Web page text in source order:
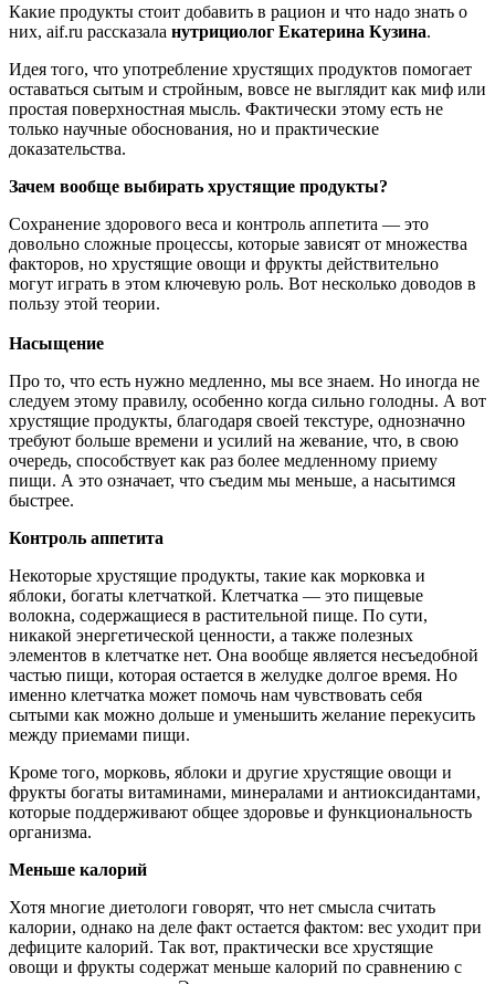
Какие продукты стоит добавить в рацион и что надо знать о
них, aif.ru рассказала нутрициолог Екатерина Кузина.
Идея того, что употребление хрустящих продуктов помогает
оставаться сытым и стройным, вовсе не выглядит как миф или
простая поверхностная мысль. Фактически этому есть не
только научные обоснования, но и практические
доказательства.
Зачем вообще выбирать хрустящие продукты?
Сохранение здорового веса и контроль аппетита — это
довольно сложные процессы, которые зависят от множества
факторов, но хрустящие овощи и фрукты действительно
могут играть в этом ключевую роль. Вот несколько доводов в
пользу этой теории.
Насыщение
Про то, что есть нужно медленно, мы все знаем. Но иногда не
следуем этому правилу, особенно когда сильно голодны. А вот
хрустящие продукты, благодаря своей текстуре, однозначно
требуют больше времени и усилий на жевание, что, в свою
очередь, способствует как раз более медленному приему
пищи. А это означает, что съедим мы меньше, а насытимся
быстрее.
Контроль аппетита
Некоторые хрустящие продукты, такие как морковка и
яблоки, богаты клетчаткой. Клетчатка — это пищевые
волокна, содержащиеся в растительной пище. По сути,
никакой энергетической ценности, а также полезных
элементов в клетчатке нет. Она вообще является несъедобной
частью пищи, которая остается в желудке долгое время. Но
именно клетчатка может помочь нам чувствовать себя
сытыми как можно дольше и уменьшить желание перекусить
между приемами пищи.
Кроме того, морковь, яблоки и другие хрустящие овощи и
фрукты богаты витаминами, минералами и антиоксидантами,
которые поддерживают общее здоровье и функциональность
организма.
Меньше калорий
Хотя многие диетологи говорят, что нет смысла считать
калории, однако на деле факт остается фактом: вес уходит при
дефиците калорий. Так вот, практически все хрустящие
овощи и фрукты содержат меньше калорий по сравнению с